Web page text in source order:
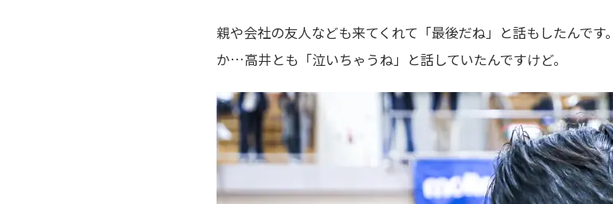
親や会社の友人なども来てくれて「最後だね」と話もしたんで
か…高井とも「泣いちゃうね」と話していたんですけど。